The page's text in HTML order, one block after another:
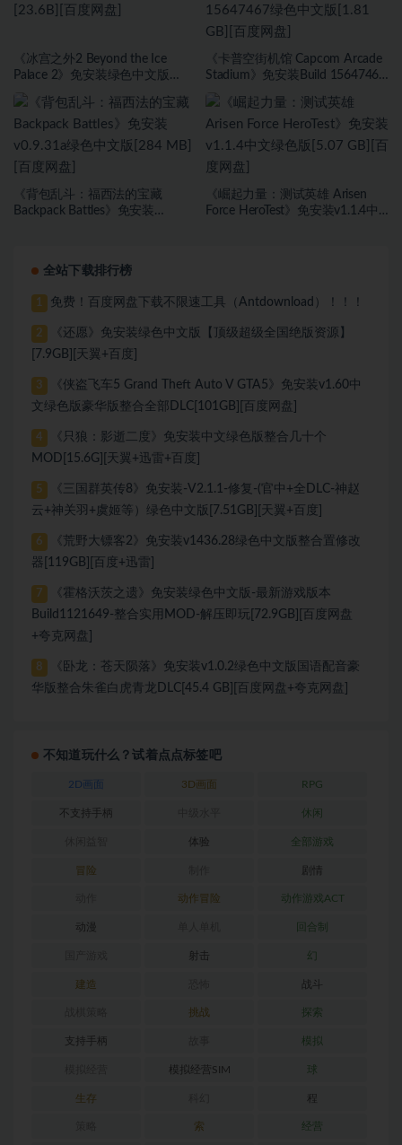
《冰宫之外2 Beyond the Ice
Palace 2》免安装绿色中文版
《卡普空街机馆 Capcom Arcade
Stadium》免安装Build 15647467
《背包乱斗：福西法的宝藏
Backpack Battles》免安装
《崛起力量：测试英雄 Arisen
Force HeroTest》免安装v1.1.4中
全站下载排行榜
1 免费！百度网盘下载不限速工具（Antdownload）！！！
2
《还愿》免安装绿色中文版【顶级超级全国绝版资源】
[7.9GB][天翼+百度]
3
《侠盗飞车5 Grand Theft Auto V GTA5》免安装v1.60中
文绿色版豪华版整合全部DLC[101GB][百度网盘]
4
《只狼：影逝二度》免安装中文绿色版整合几十个
MOD[15.6G][天翼+迅雷+百度]
5
《三国群英传8》免安装-V2.1.1-修复-(官中+全DLC-神赵
云+神关羽+虞姬等）绿色中文版[7.51GB][天翼+百度]
6
《荒野大镖客2》免安装v1436.28绿色中文版整合置修改
器[119GB][百度+迅雷]
7
《霍格沃茨之遗》免安装绿色中文版-最新游戏版本
Build1121649-整合实用MOD-解压即玩[72.9GB][百度网盘
+夸克网盘]
8
《卧龙：苍天陨落》免安装v1.0.2绿色中文版国语配音豪
华版整合朱雀白虎青龙DLC[45.4 GB][百度网盘+夸克网盘]
不知道玩什么？试着点点标签吧
2D画面 3D画面 RPG
不支持手柄 休闲
体验 全部游戏
冒险 剧情
动作冒险 动作游戏ACT
动漫 回合制
射击 幻
建造 战斗
挑战 探索
支持手柄 模拟
模拟经营SIM 球
生存 程
索 经营